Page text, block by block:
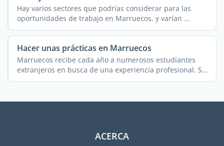
Hay varios sectores que podrías considerar para las
oportunidades de trabajo en Marruecos, y varían ...
Hacer unas prácticas en Marruecos
Marruecos recibe cada año a numerosos estudiantes
extranjeros en busca de una experiencia profesional. Si
...
ACERCA